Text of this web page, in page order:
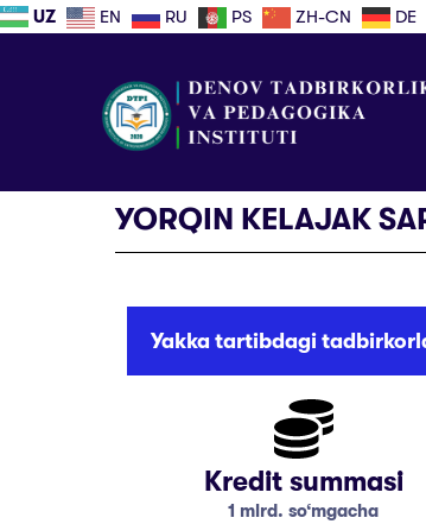
UZ EN RU PS ZH-CN DE
YORQIN KELAJAK
Yakka tartibdagi
Kredit summasi
1 mlrd. so‘mgacha